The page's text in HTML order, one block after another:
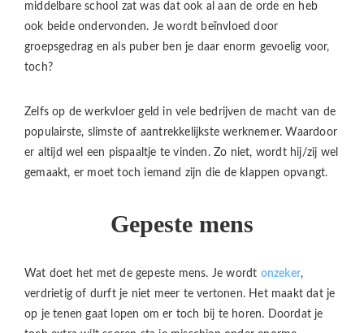
middelbare school zat was dat ook al aan de orde en heb
ook beide ondervonden. Je wordt beïnvloed door
groepsgedrag en als puber ben je daar enorm gevoelig voor,
toch?
Zelfs op de werkvloer geld in vele bedrijven de macht van de
populairste, slimste of aantrekkelijkste werknemer. Waardoor
er altijd wel een pispaaltje te vinden. Zo niet, wordt hij/zij wel
gemaakt, er moet toch iemand zijn die de klappen opvangt.
Gepeste mens
Wat doet het met de gepeste mens. Je wordt onzeker,
verdrietig of durft je niet meer te vertonen. Het maakt dat je
op je tenen gaat lopen om er toch bij te horen. Doordat je